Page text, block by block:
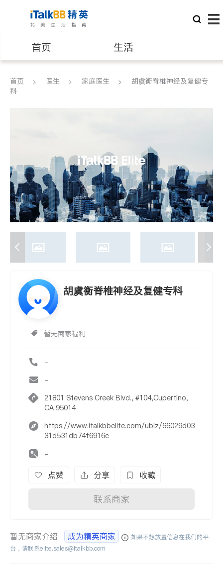
首页 生活
医生 律师
养老 非盈利组织
首页 医生 家庭医生
胡虞衡脊椎神经及复健专
科
胡虞衡脊椎神经及复健专科
暂无商家福利
-
-
21801 Stevens Creek Blvd., #104,Cupertino,
CA 95014
https://www.italkbbelite.com/ubiz/66029d03
31d531db74f6916c
-
点赞 分享 收藏
联系商家
暂无商家介绍 成为精英商家
如果不想放置信息在我们的平
台，请联系elite.sales@italkbb.com